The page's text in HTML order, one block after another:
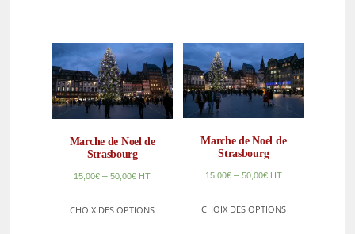
Marche de Noel de
Strasbourg
15,00€ –50,00€ HT
CHOIX DES OPTIONS
Marche de Noel de
Strasbourg
15,00€– 50,00€ HT
CHOIX DES OPTIONS